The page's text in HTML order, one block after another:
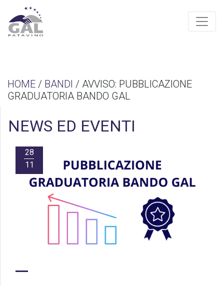
HOME / BANDI / AVVISO: PUBBLICAZIONE
GRADUATORIA BANDO GAL
NEWS ED EVENTI
28
11